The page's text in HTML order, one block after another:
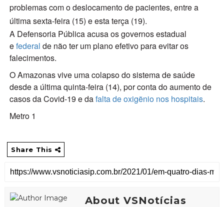
problemas com o deslocamento de pacientes, entre a
última sexta-feira (15) e esta terça (19).
A Defensoria Pública acusa os governos estadual
efederal de não ter um plano efetivo para evitar os
falecimentos.
O Amazonas vive uma colapso do sistema de saúde
desde a última quinta-feira (14), por conta do aumento de
casos da Covid-19 e dafalta de oxigẽnio nos hospitais.
Metro 1
Share This
About VSNotícias